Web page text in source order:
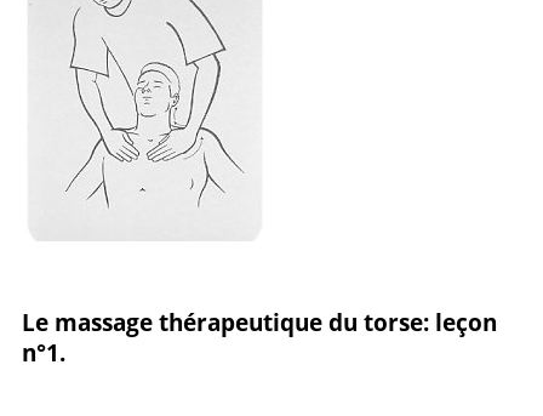
Le massage thérapeutique du torse: leçon
n°1.